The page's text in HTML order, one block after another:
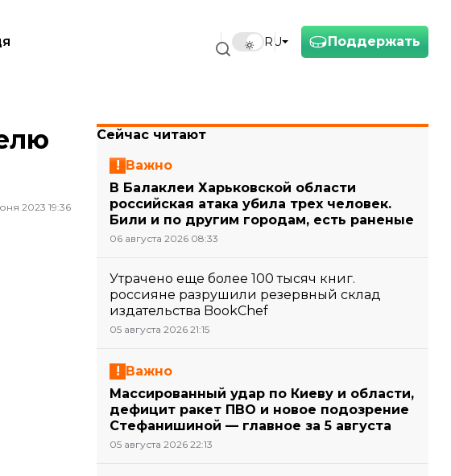
Поддержать
RU
2023 19:36
Сейчас читают
Важно
В Балаклеи Харьковской области
российская атака убила трех человек.
Били и по другим городам, есть раненые
06 августа 2026 08:33
Утрачено еще более 100 тысяч книг.
россияне разрушили резервный склад
издательства BookChef
05 августа 2026 21:15
Важно
Массированный удар по Киеву и области,
дефицит ракет ПВО и новое подозрение
Стефанишиной — главное за 5 августа
05 августа 2026 22:13